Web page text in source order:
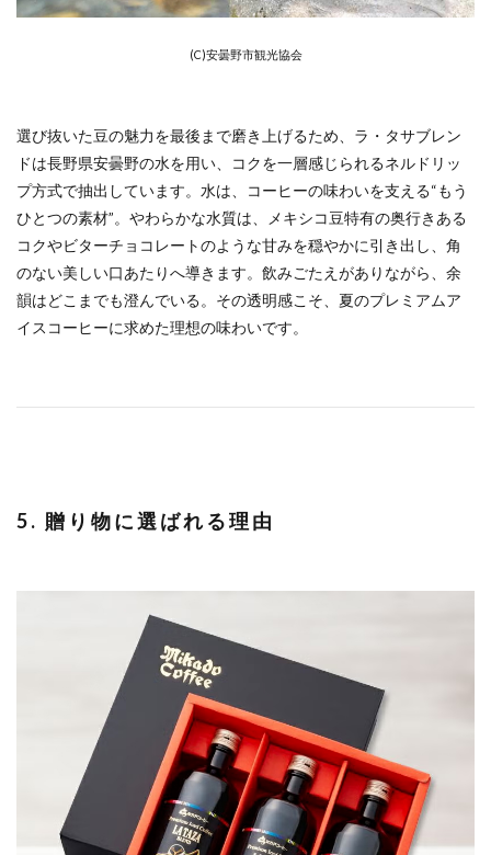
(C)安曇野市観光協会
選び抜いた豆の魅力を最後まで磨き上げるため、ラ・タサブレン
ドは長野県安曇野の水を用い、コクを一層感じられるネルドリッ
プ方式で抽出しています。水は、コーヒーの味わいを支える“もう
ひとつの素材”。やわらかな水質は、メキシコ豆特有の奥行きある
コクやビターチョコレートのような甘みを穏やかに引き出し、角
のない美しい口あたりへ導きます。飲みごたえがありながら、余
韻はどこまでも澄んでいる。その透明感こそ、夏のプレミアムア
イスコーヒーに求めた理想の味わいです。
5. 贈り物に選ばれる理由